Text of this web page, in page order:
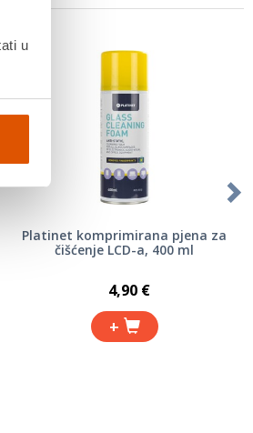
u
Platinet komprimirana pjena za
čišćenje LCD-a, 400 ml
4,90 €
+